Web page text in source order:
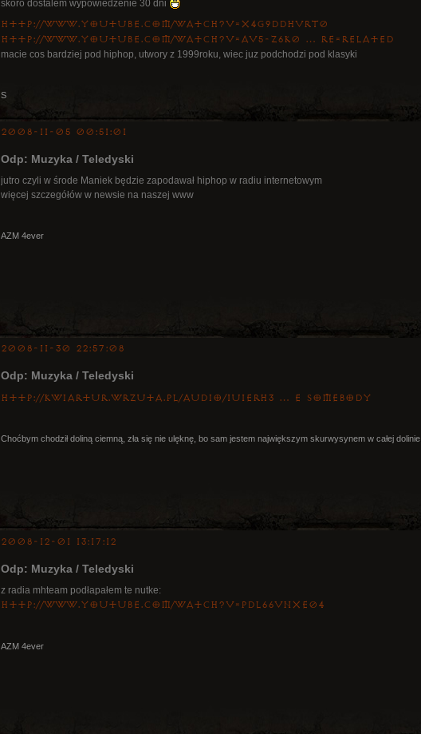
skoro dostalem wypowiedzenie 30 dni
http://www.youtube.com/watch?v=X4g9DdHvRT0
http://www.youtube.com/watch?v=aV5-Z6K0 … re=related
macie cos bardziej pod hiphop, utwory z 1999roku, wiec juz podchodzi pod klasyki
S
2008-11-05 00:51:01
Odp: Muzyka / Teledyski
jutro czyli w środe Maniek będzie zapodawał hiphop w radiu internetowym
więcej szczegółów w newsie na naszej www
AZM 4ever
2008-11-30 22:57:08
Odp: Muzyka / Teledyski
http://kwiartur.wrzuta.pl/audio/1u1eRH3 … e_somebody
Choćbym chodził doliną ciemną, zła się nie ulęknę, bo sam jestem największym skurwysynem w całej dolinie.
2008-12-01 13:17:12
Odp: Muzyka / Teledyski
z radia mhteam podłapałem te nutke:
http://www.youtube.com/watch?v=PDL66vnxE04
AZM 4ever